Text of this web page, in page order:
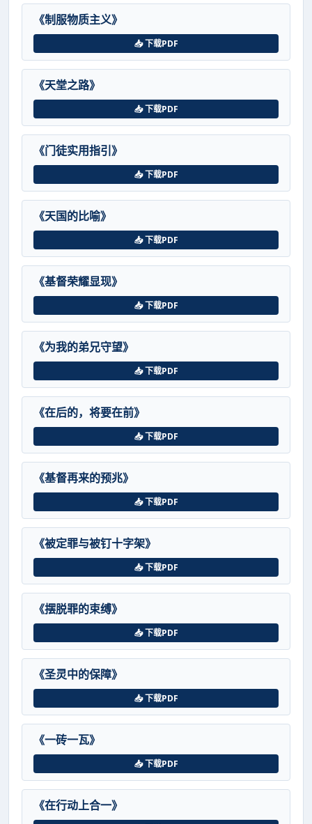
《制服物质主义》
📥 下载PDF
《天堂之路》
📥 下载PDF
《门徒实用指引》
📥 下载PDF
《天国的比喻》
📥 下载PDF
《基督荣耀显现》
📥 下载PDF
《为我的弟兄守望》
📥 下载PDF
《在后的，将要在前》
📥 下载PDF
《基督再来的预兆》
📥 下载PDF
《被定罪与被钉十字架》
📥 下载PDF
《摆脱罪的束缚》
📥 下载PDF
《圣灵中的保障》
📥 下载PDF
《一砖一瓦》
📥 下载PDF
《在行动上合一》